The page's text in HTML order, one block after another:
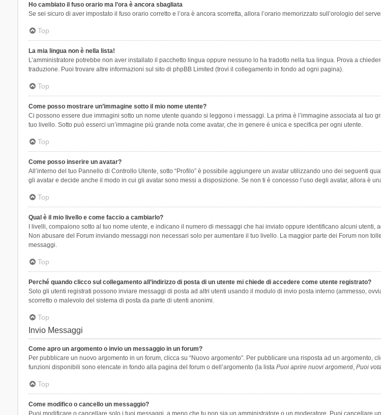
Ho cambiato il fuso orario ma l’ora è ancora sbagliata
Se sei sicuro di aver impostato il fuso orario corretto e l’ora è ancora scorretta, allora l’orario memorizzato sull’orologio del
Top
La mia lingua non è nella lista!
L’amministratore potrebbe non aver installato il pacchetto lingua oppure nessuno lo ha tradotto nella tua lingua. Prova a
traduzione. Puoi trovare altre informazioni sul sito di phpBB Limited (trovi il collegamento in fondo ad ogni pagina).
Top
Come posso mostrare un’immagine sotto il mio nome utente?
Ci possono essere due immagini sotto un nome utente quando si leggono i messaggi. La prima è l’immagine associata al
tuo livello. Sotto può esserci un’immagine più grande nota come avatar, che in genere è unica e specifica per ogni utente.
Top
Come posso inserire un avatar?
All’interno del tuo Pannello di Controllo Utente, sotto “Profilo” è possibile aggiungere un avatar utilizzando uno dei seguenti
gli avatar e decide anche il modo in cui gli avatar sono messi a disposizione. Se non ti è concesso l’uso degli avatar, allora è
Top
Qual è il mio livello e come faccio a cambiarlo?
I livelli, compaiono sotto al tuo nome utente, e indicano il numero di messaggi che hai inviato oppure identificano alcuni
Non abusare del Forum inviando messaggi non necessari solo per aumentare il tuo livello. La maggior parte dei Forum non
messaggi.
Top
Perché quando clicco sul collegamento all’indirizzo di posta di un utente mi chiede di accedere come utente registrato?
Solo gli utenti registrati possono inviare messaggi di posta ad altri utenti usando il modulo di invio posta interno (ammesso,
scorretto o malevolo del sistema di posta da parte di utenti anonimi.
Top
Invio Messaggi
Come apro un argomento o invio un messaggio in un forum?
Per pubblicare un nuovo argomento in un forum, clicca su “Nuovo argomento”. Per pubblicare una risposta ad un argomento,
funzioni disponibili sono elencate in fondo alla pagina del forum o dell’argomento (la lista Puoi aprire nuovi argomenti, Puoi
Top
Come modifico o cancello un messaggio?
Puoi modificare o cancellare solo i tuoi messaggi, a meno che tu non sia un amministratore o un moderatore. Puoi